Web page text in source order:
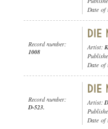
Date of
Record number:
1008
Artist:
Date of
Record number:
D-523.
Artist:
Date of